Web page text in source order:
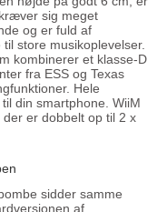
sig meget
og er fuld af
store musikoplevelser.
kombinerer et klasse-D
fra ESS og Texas
Hele
din smartphone. WiiM
er dobbelt op til 2 x
sidder samme
af